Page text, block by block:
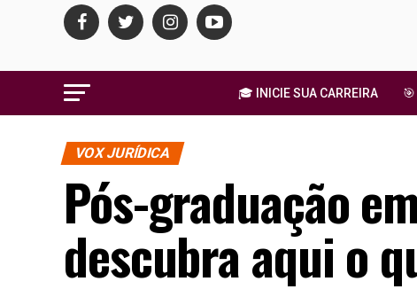
🎓 INICIE SUA CARREIRA
VOX JURÍDICA
Pós-graduação
descubra aqui o